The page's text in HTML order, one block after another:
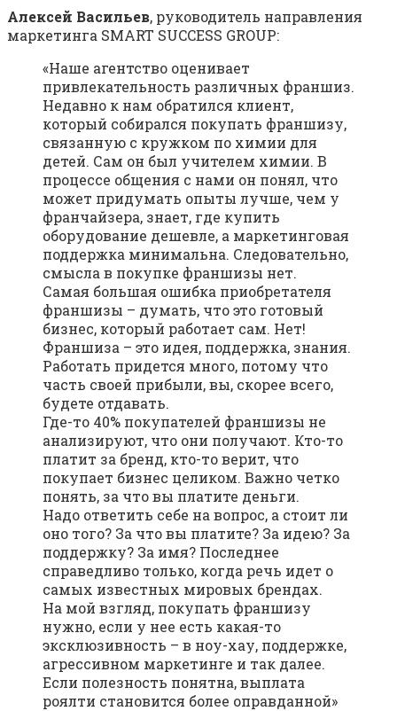
Алексей Васильев, руководитель направления
маркетинга SMART SUCCESS GROUP:
«Наше агентство оценивает
привлекательность различных франшиз.
Недавно к нам обратился клиент,
который собирался покупать франшизу,
связанную с кружком по химии для
детей. Сам он был учителем химии. В
процессе общения с нами он понял, что
может придумать опыты лучше, чем у
франчайзера, знает, где купить
оборудование дешевле, а маркетинговая
поддержка минимальна. Следовательно,
смысла в покупке франшизы нет.
Самая большая ошибка приобретателя
франшизы – думать, что это готовый
бизнес, который работает сам. Нет!
Франшиза – это идея, поддержка, знания.
Работать придется много, потому что
часть своей прибыли, вы, скорее всего,
будете отдавать.
Где-то 40% покупателей франшизы не
анализируют, что они получают. Кто-то
платит за бренд, кто-то верит, что
покупает бизнес целиком. Важно четко
понять, за что вы платите деньги.
Надо ответить себе на вопрос, а стоит ли
оно того? За что вы платите? За идею? За
поддержку? За имя? Последнее
справедливо только, когда речь идет о
самых известных мировых брендах.
На мой взгляд, покупать франшизу
нужно, если у нее есть какая-то
эксклюзивность – в ноу-хау, поддержке,
агрессивном маркетинге и так далее.
Если полезность понятна, выплата
роялти становится более оправданной»